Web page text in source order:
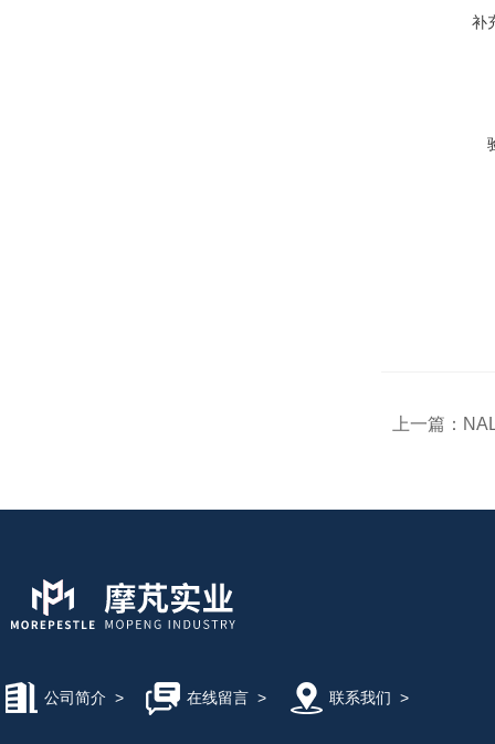
补
上一篇：
公司简介 > 在线留言> 联系我们 >